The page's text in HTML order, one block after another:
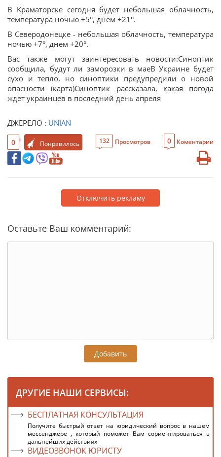
В Краматорске сегодня будет небольшая облачность,
температура ночью +5°, днем +21°.
В Северодонецке - небольшая облачность, температура
ночью +7°, днем +20°.
Вас также могут заинтересовать новости:Синоптик
сообщила, будут ли заморозки в маеВ Украине будет
сухо и тепло, но синоптики предупредили о новой
опасности (карта)Синоптик рассказала, какая погода
ждет украинцев в последний день апреля
ДЖЕРЕЛО : UNIAN
0 Понравилось 132 Просмотров 0 Коментарии
Отключить рекламу
Оставьте Ваш комментарий:
Добавить
ДРУГИЕ НАШИ СЕРВИСЫ:
БЕСПЛАТНАЯ КОНСУЛЬТАЦИЯ
Получите быстрый ответ на юридический вопрос в нашем
мессенджере , который поможет Вам сориентироваться в
дальнейших действиях
ВИДЕОЗВОНОК ЮРИСТУ